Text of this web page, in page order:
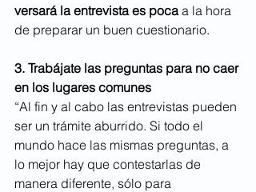
versará la entrevista es poca a la hora
de preparar un buen cuestionario.
3. Trabájate las preguntas para no caer
en los lugares comunes
“Al fin y al cabo las entrevistas pueden
ser un trámite aburrido. Si todo el
mundo hace las mismas preguntas, a
lo mejor hay que contestarlas de
manera diferente, sólo para